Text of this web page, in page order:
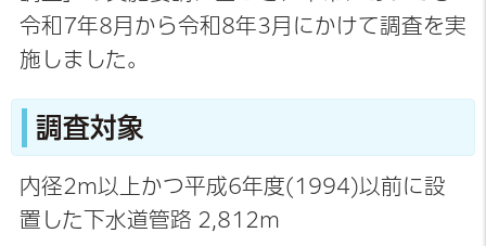
令和7年8月から令和8年3月にかけて調査を実
施しました。
調査対象
内径2m以上かつ平成6年度(1994)以前に設
置した下水道管路 2,812m